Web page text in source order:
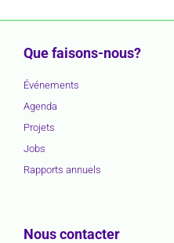
Que faisons-nous?
Événements
Agenda
Projets
Jobs
Rapports annuels
Nous contacter